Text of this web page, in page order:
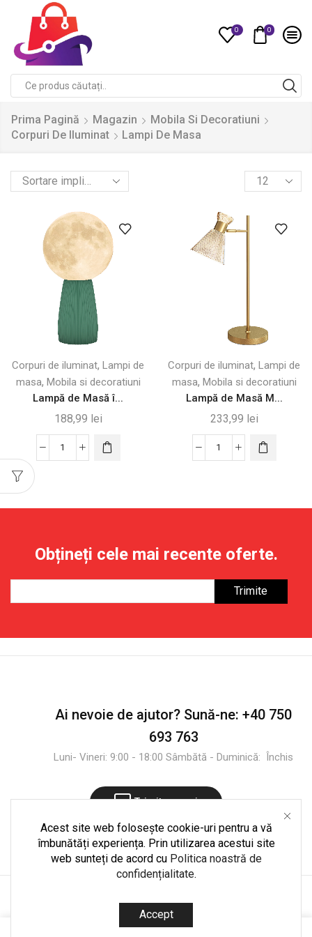
0 0
Prima Pagină Magazin
Mobila Si Decoratiuni
Corpuri De Iluminat
Lampi De Masa
Products
per
Corpuri de iluminat, Lampi de
masa, Mobila si decoratiuni
Lampă de Masă î...
188,99 lei
Cantitate
de
Iluminare
Corpuri de iluminat, Lampi de
masa, Mobila si decoratiuni
Lampă de Masă M...
233,99 lei
Cantitate
Abajur
Sticlă,
Aur
Obțineți cele mai recente oferte.
Ai nevoie de ajutor? Sună-ne: +40 750
693 763
Luni- Vineri: 9:00 - 18:00 Sâmbătă - Duminică: Închis
Trimite mesaj
CultShop.ro. Dezvoltare și mentenanță
codedpro.ro
Acest site web folosește cookie-uri pentru a vă
îmbunătăți experiența. Prin utilizarea acestui site
web sunteți de acord cu Politica noastră de
confidențialitate.
Accept